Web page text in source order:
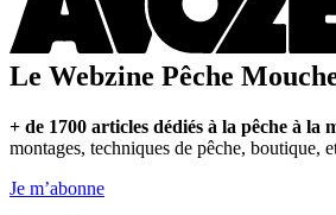
Le Webzine Pêche
+ de 1700 articles dédiés à la pêche à la
montages, techniques de pêche, boutique,
Je m’abonne